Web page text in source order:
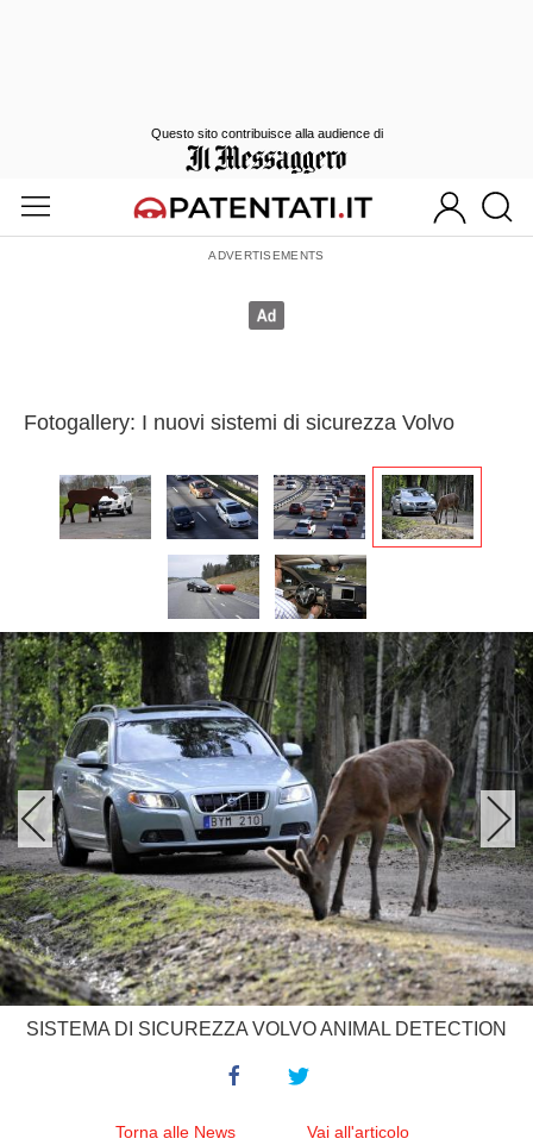
Fotogallery: I nuovi sistemi di sicurezza Volvo
SISTEMA DI SICUREZZA VOLVO ANIMAL DETECTION
Torna alle News Vai all'articolo
Questo sito contribuisce alla audience di